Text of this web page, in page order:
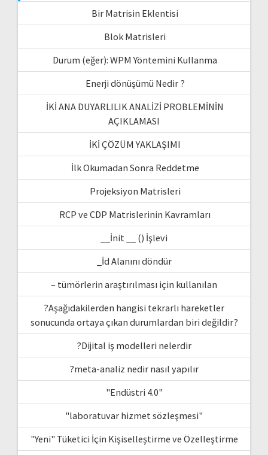
Bir Matrisin Eklentisi
Blok Matrisleri
Durum (eğer): WPM Yöntemini Kullanma
Enerji dönüşümü Nedir ?
İKİ ANA DUYARLILIK ANALİZİ PROBLEMİNİN
AÇIKLAMASI
İKİ ÇÖZÜM YAKLAŞIMI
İlk Okumadan Sonra Reddetme
Projeksiyon Matrisleri
RCP ve CDP Matrislerinin Kavramları
__İnit __ () İşlevi
_İd Alanını döndür
– tümörlerin araştırılması için kullanılan
?Aşağıdakilerden hangisi tekrarlı hareketler
sonucunda ortaya çıkan durumlardan biri değildir?
?Dijital iş modelleri nelerdir
?meta-analiz nedir nasıl yapılır
"Endüstri 4.0"
"laboratuvar hizmet sözleşmesi"
"Yeni" Tüketici İçin Kişiselleştirme ve Özelleştirme